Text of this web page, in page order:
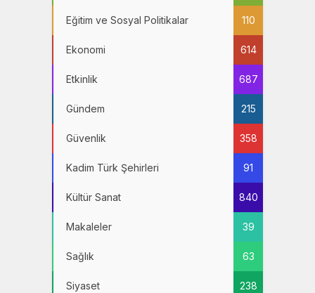
Eğitim ve Sosyal Politikalar 110
Ekonomi 614
Etkinlik 687
Gündem 215
Güvenlik 358
Kadim Türk Şehirleri 91
Kültür Sanat 840
Makaleler 39
Sağlık 63
Siyaset 238